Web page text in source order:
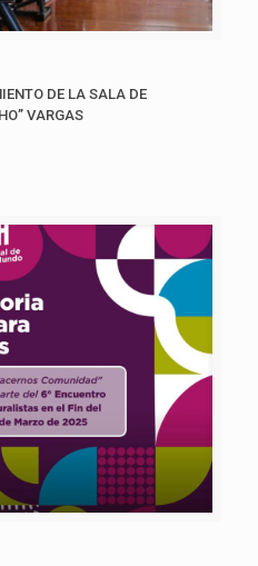
DE LA SALA DE
VARGAS